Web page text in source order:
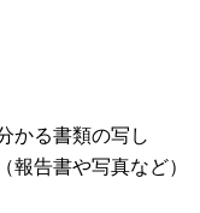
る書類の写し
告書や写真など）